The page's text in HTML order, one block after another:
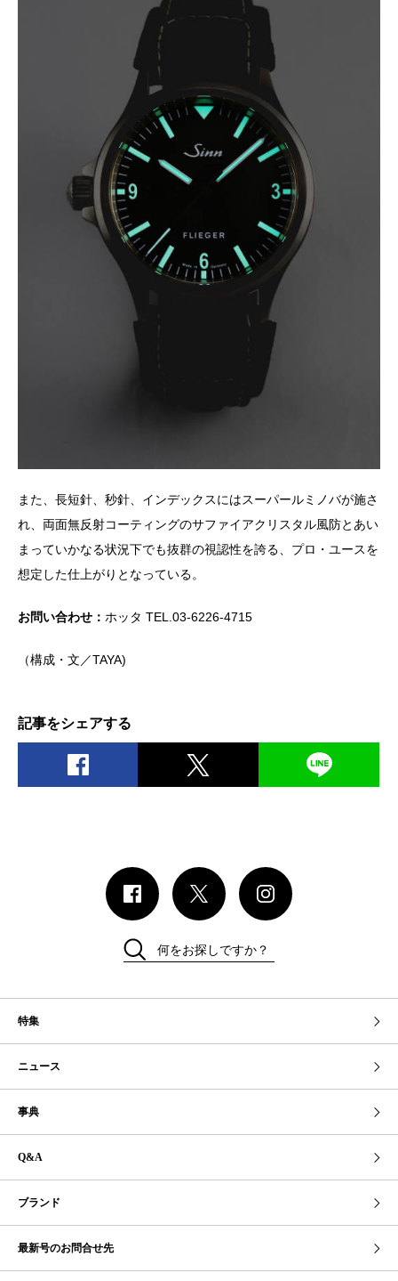
また、長短針、秒針、インデックスにはスーパールミノバが施さ
れ、両面無反射コーティングのサファイアクリスタル風防とあい
まっていかなる状況下でも抜群の視認性を誇る、プロ・ユースを
想定した仕上がりとなっている。
お問い合わせ： ホッタ TEL.03-6226-4715
（構成・文／TAYA)
記事をシェアする
特集
ニュース
事典
Q&A
ブランド
最新号のお問合せ先
何をお探しですか？